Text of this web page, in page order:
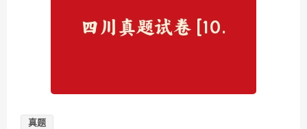
真题